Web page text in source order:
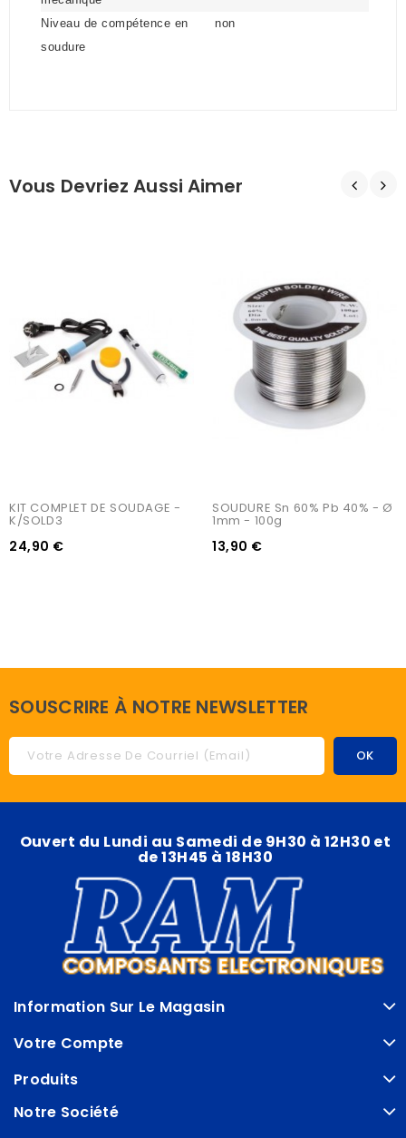
Niveau de compétence en
soudure
non
Vous Devriez Aussi Aimer
KIT COMPLET DE SOUDAGE -
K/SOLD3
24,90 €
SOUDURE Sn 60% Pb 40% - Ø
1mm - 100g
13,90 €
SOUSCRIRE À NOTRE NEWSLETTER
Ouvert du Lundi au Samedi de 9H30 à 12H30 et
de 13H45 à 18H30
Information Sur Le Magasin
Votre Compte
Produits
Notre Société